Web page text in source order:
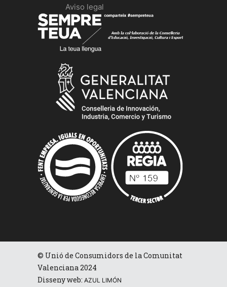
Aviso legal
© Unió de Consumidors de la Comunitat
Valenciana 2024
Disseny web: AZUL LIMÓN